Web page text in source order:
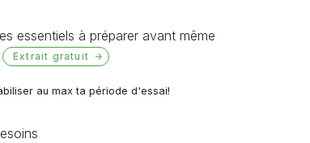
essentiels à préparer avant même
Extrait gratuit
au max ta période d'essai!